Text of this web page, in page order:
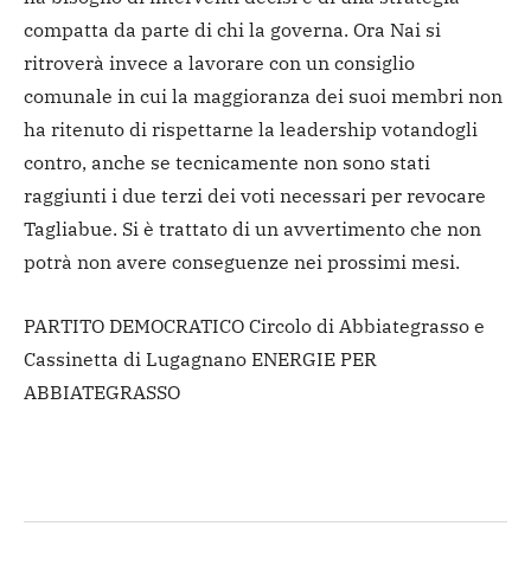
compatta da parte di chi la governa. Ora Nai si
ritroverà invece a lavorare con un consiglio
comunale in cui la maggioranza dei suoi membri non
ha ritenuto di rispettarne la leadership votandogli
contro, anche se tecnicamente non sono stati
raggiunti i due terzi dei voti necessari per revocare
Tagliabue. Si è trattato di un avvertimento che non
potrà non avere conseguenze nei prossimi mesi.
PARTITO DEMOCRATICO Circolo di Abbiategrasso e
Cassinetta di Lugagnano ENERGIE PER
ABBIATEGRASSO